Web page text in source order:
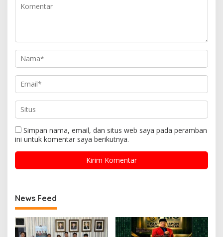
Simpan nama, email, dan situs web saya pada peramban
ini untuk komentar saya berikutnya.
News Feed